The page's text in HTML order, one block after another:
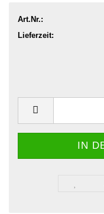
Art.Nr.:
Lieferzeit: